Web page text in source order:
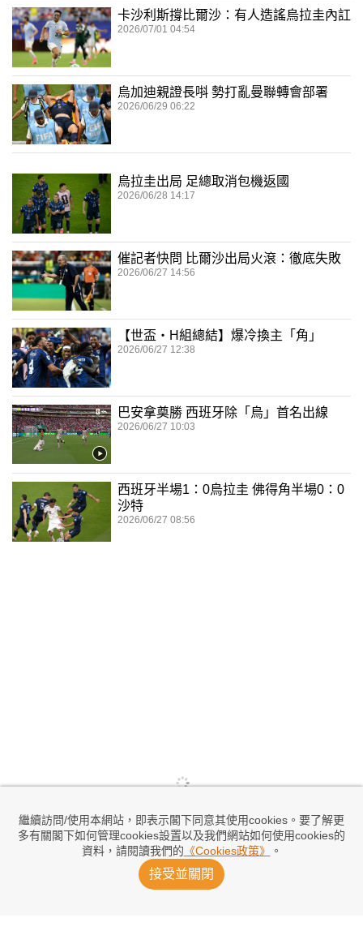
繼續訪問/使用本網站，即表示閣下同意其使用cookies。要了解更
多有關閣下如何管理cookies設置以及我們網站如何使用cookies的
資料，請閱讀我們的 《Cookies政策》 。
接受並關閉
卡沙利斯撐比爾沙：有人造謠烏拉圭內訌
2026/07/01 04:54
烏加迪親證長唞 勢打亂曼聯轉會部署
2026/06/29 06:22
烏拉圭出局 足總取消包機返國
2026/06/28 14:17
催記者快問 比爾沙出局火滾：徹底失敗
2026/06/27 14:56
【世盃‧H組總結】爆冷換主「角」
2026/06/27 12:38
巴安拿奠勝 西班牙除「烏」首名出線
2026/06/27 10:03
西班牙半場1：0烏拉圭 佛得角半場0：0
沙特
2026/06/27 08:56